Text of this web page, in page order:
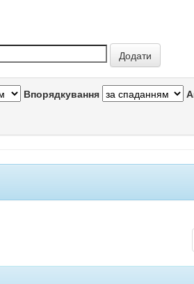
Впорядкування